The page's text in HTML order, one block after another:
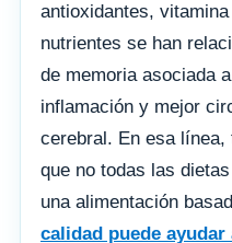
antioxidantes,
nutrientes se han
de memoria asociada
inflamación y mejor
cerebral. En esa línea,
que no todas las
una alimentación
calidad puede